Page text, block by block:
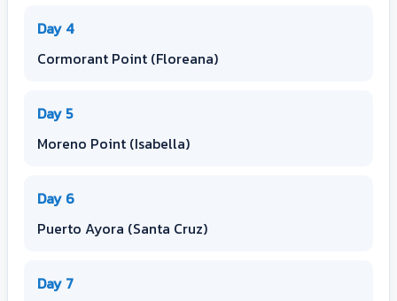
Day 4
Cormorant Point (Floreana)
Day 5
Moreno Point (Isabella)
Day 6
Puerto Ayora (Santa Cruz)
Day 7